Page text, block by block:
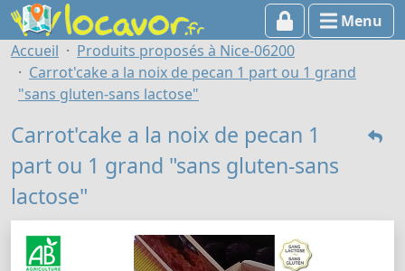
Menu
Accueil
Produits proposés à Nice-06200
Carrot'cake a la noix de pecan 1 part ou 1 grand
"sans gluten-sans lactose"
Carrot'cake a la noix de pecan 1
part ou 1 grand "sans gluten-sans
lactose"